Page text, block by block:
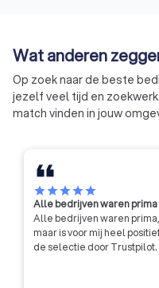
Wat anderen
Op zoek naar de beste
jezelf veel tijd en
match vinden in jouw
starstarstarstarstar
Alle bedrijven waren prima
Alle bedrijven waren
maar is voor mij heel
de selectie door Trustpilot.